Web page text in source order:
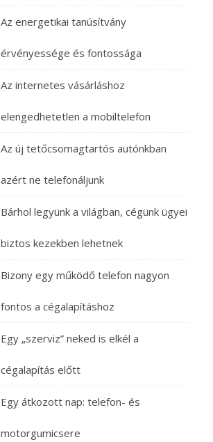
Az energetikai tanúsítvány
érvényessége és fontossága
Az internetes vásárláshoz
elengedhetetlen a mobiltelefon
Az új tetőcsomagtartós autónkban
azért ne telefonáljunk
Bárhol legyünk a világban, cégünk ügyei
biztos kezekben lehetnek
Bizony egy működő telefon nagyon
fontos a cégalapításhoz
Egy „szerviz” neked is elkél a
cégalapítás előtt
Egy átkozott nap: telefon- és
motorgumicsere